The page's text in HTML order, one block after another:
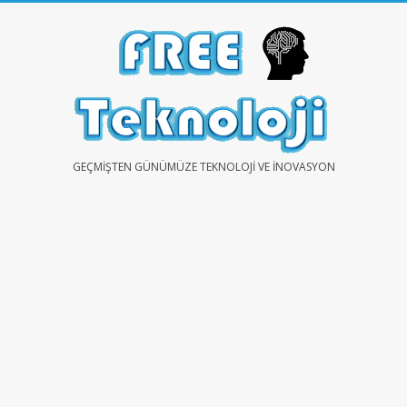
FREEGEÇMIŞTEN GÜNÜMÜZE TEKNOLOJI VE İNOVASYON